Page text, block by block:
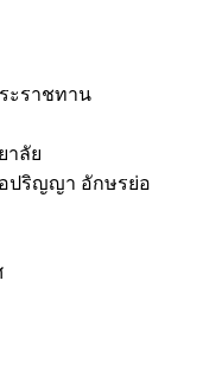
ะราชทาน
าลัย
ปริญญา อักษรย่อ